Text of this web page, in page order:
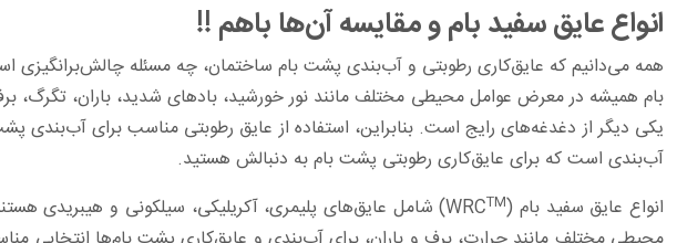
انواع عایق سفید بام و مقایسه آن‌ها باهم !!‏
همه می‌دانیم که عایق‌کاری رطوبتی و آب‌بندی پشت بام ساختمان، چه مسئله چالش‌برانگیزی
بام همیشه در معرض عوامل محیطی مختلف مانند نور خورشید، بادهای ‏شدید، باران، تگرگ،
یکی ‏دیگر از دغدغه‌های رایج است. بنابراین، استفاده از عایق رطوبتی مناسب برای آب‌بندی
آب‌بندی است که برای عایق‌کاری رطوبتی پشت بام به دنبالش هستید.‏
انواع عایق سفید بام (WRCTM
) شامل عایق‌های پلیمری، آکریلیکی، سیلکونی و هیبریدی